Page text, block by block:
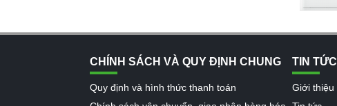
CHÍNH SÁCH VÀ QUY ĐỊNH CHUNG
Quy định và hình thức thanh toán
TIN TỨC
Giới thiệu